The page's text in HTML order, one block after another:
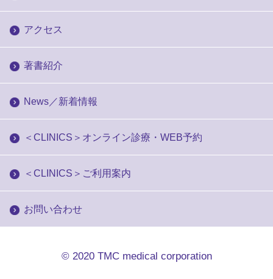
アクセス
著書紹介
News／新着情報
＜CLINICS＞オンライン診療・WEB予約
＜CLINICS＞ご利用案内
お問い合わせ
© 2020 TMC medical corporation